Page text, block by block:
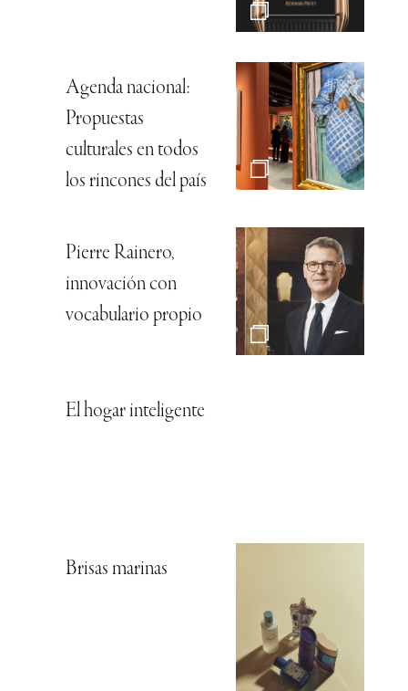
Agenda nacional:
Propuestas
culturales en todos
los rincones del país
Pierre Rainero,
innovación con
vocabulario propio
El hogar inteligente
Brisas marinas